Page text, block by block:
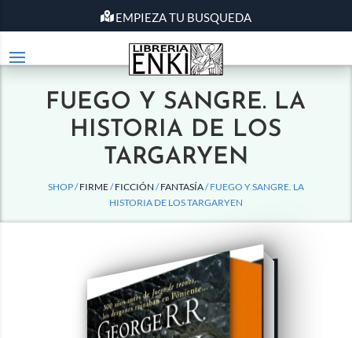
EMPIEZA TU BUSQUEDA
FUEGO Y SANGRE. LA
HISTORIA DE LOS
TARGARYEN
SHOP /FIRME/FICCIÓN /FANTASÍA/ FUEGO Y SANGRE. LA
HISTORIA DE LOS TARGARYEN